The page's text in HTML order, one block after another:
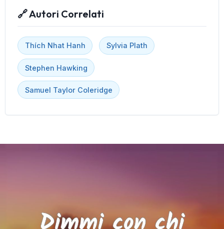
🔗 Autori Correlati
Thích Nhat Hanh Sylvia Plath
Stephen Hawking
Samuel Taylor Coleridge